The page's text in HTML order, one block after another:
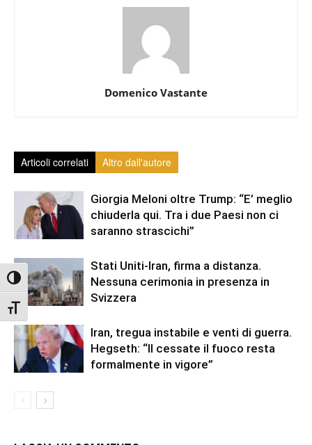
Attiva/disattiva alto contrasto
Attiva/disattiva dimensione testo
Domenico Vastante
Articoli correlati Altro dall'autore
Giorgia Meloni oltre Trump: “E’ meglio
chiuderla qui. Tra i due Paesi non ci
saranno strascichi”
Stati Uniti-Iran, firma a distanza.
Nessuna cerimonia in presenza in
Svizzera
Iran, tregua instabile e venti di guerra.
Hegseth: “Il cessate il fuoco resta
formalmente in vigore”